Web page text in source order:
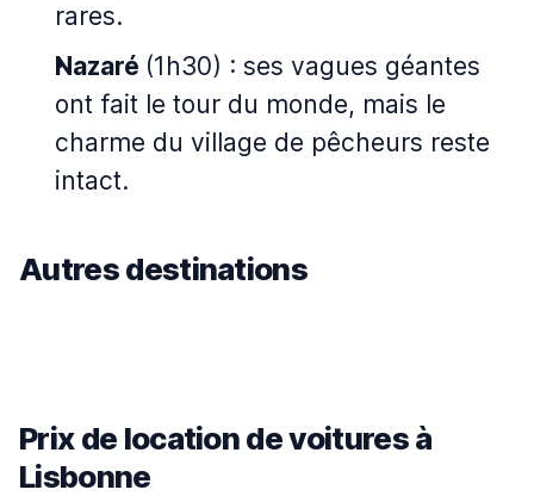
rares.
Nazaré (1h30) : ses vagues géantes
ont fait le tour du monde, mais le
charme du village de pêcheurs reste
intact.
Autres destinations
Prix de location de voitures à
Lisbonne